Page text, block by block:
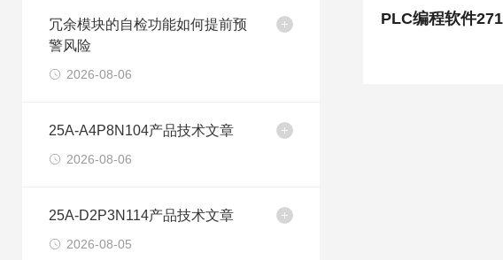
冗余模块的自检功能如何提前预
警风险
2026-08-06
25A-A4P8N104产品技术文章
2026-08-06
25A-D2P3N114产品技术文章
2026-08-05